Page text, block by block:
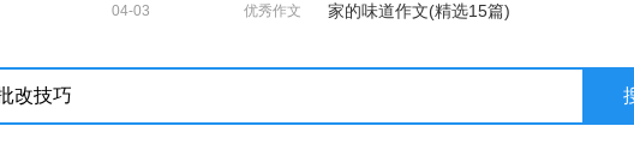
04-03 优秀作文 家的味道作文(精选15篇)